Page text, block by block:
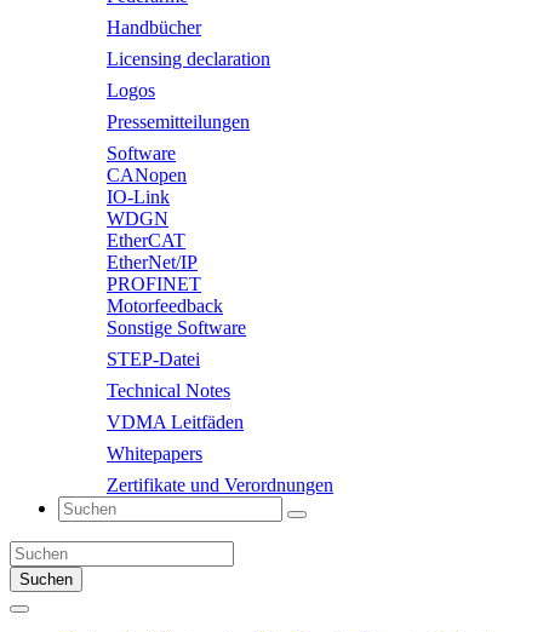
Handbücher
Licensing declaration
Logos
Pressemitteilungen
Software
CANopen
IO-Link
WDGN
EtherCAT
EtherNet/IP
PROFINET
Motorfeedback
Sonstige Software
STEP-Datei
Technical Notes
VDMA Leitfäden
Whitepapers
Zertifikate und Verordnungen
Suchen